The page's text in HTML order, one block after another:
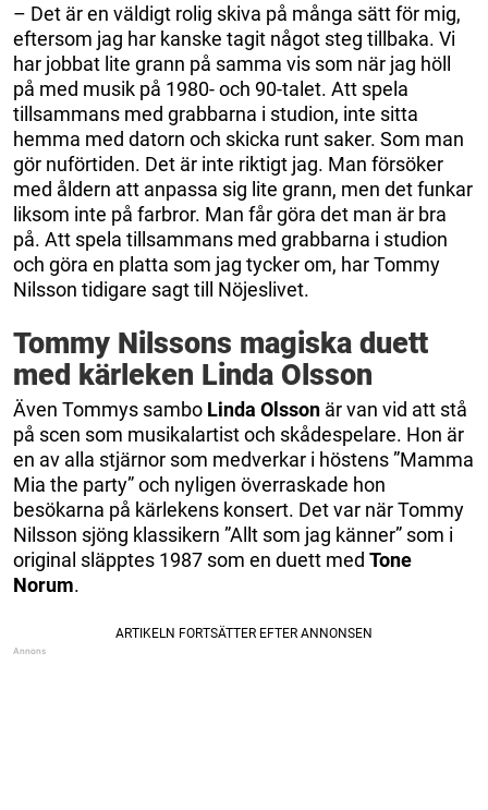
– Det är en väldigt rolig skiva på många sätt för mig,
eftersom jag har kanske tagit något steg tillbaka. Vi
har jobbat lite grann på samma vis som när jag höll
på med musik på 1980- och 90-talet. Att spela
tillsammans med grabbarna i studion, inte sitta
hemma med datorn och skicka runt saker. Som man
gör nuförtiden. Det är inte riktigt jag. Man försöker
med åldern att anpassa sig lite grann, men det funkar
liksom inte på farbror. Man får göra det man är bra
på. Att spela tillsammans med grabbarna i studion
och göra en platta som jag tycker om, har Tommy
Nilsson tidigare sagt till Nöjeslivet.
Tommy Nilssons magiska duett
med kärleken Linda Olsson
Även Tommys sambo Linda Olsson är van vid att stå
på scen som musikalartist och skådespelare. Hon är
en av alla stjärnor som medverkar i höstens ”Mamma
Mia the party” och nyligen överraskade hon
besökarna på kärlekens konsert. Det var när Tommy
Nilsson sjöng klassikern ”Allt som jag känner” som i
original släpptes 1987 som en duett med Tone
Norum.